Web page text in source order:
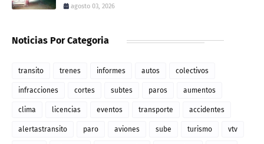
agosto 03, 2026
Noticias Por Categoria
transito trenes informes autos colectivos
infracciones cortes subtes paros aumentos
clima licencias eventos transporte accidentes
alertastransito paro aviones sube turismo vtv